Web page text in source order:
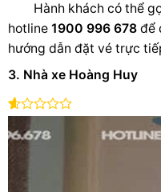
Hành khách có thể
hotline 1900 996 678 để
hướng dẫn đặt vé trực
3. Nhà xe Hoàng Huy
khách
Hoàng
Huy
có
trụ
sở